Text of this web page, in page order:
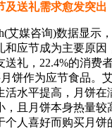
及送礼需求愈发突出
媒咨询)数据显示
和应节成为主要原因
礼，22.4%的消费
饼作为应节食品。
活水平提高，月饼在
，且月饼本身热量较
个人喜好而购买月饼